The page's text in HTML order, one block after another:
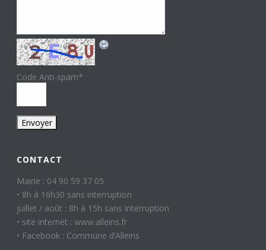
Code Anti-spam*
CONTACT
Mairie : 04 90 59 37 05
• 8h à 16h30 sans interruption
juillet / août : 8h à 15h sans interruption
• site internet : www.alleins.fr
• Facebook : Commune d’Alleins